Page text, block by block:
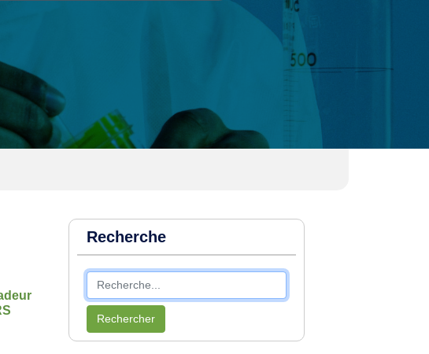
Recherche
Rechercher